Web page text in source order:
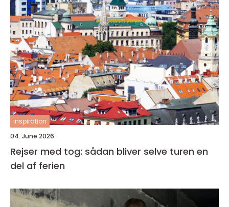
inspiration
04. June 2026
Rejser med tog: sådan bliver selve turen en
del af ferien